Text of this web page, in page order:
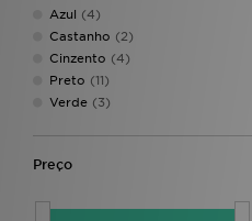
PUMA(9)
Reebok(8)
Salomon (1)
SikSilk (4)
Stanley(1)
The North Face
Azul (4)
Castanho (2)
Cinzento (4)
Preto (11)
Verde (3)
Preço